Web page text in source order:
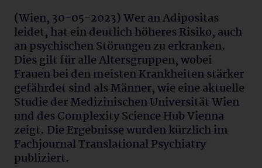
(Wien, 30-05-2023) Wer an Adipositas
leidet, hat ein deutlich höheres Risiko, auch
an psychischen Störungen zu erkranken.
Dies gilt für alle Altersgruppen, wobei
Frauen bei den meisten Krankheiten stärker
gefährdet sind als Männer, wie eine aktuelle
Studie der Medizinischen Universität Wien
und des Complexity Science Hub Vienna
zeigt. Die Ergebnisse wurden kürzlich im
Fachjournal Translational Psychiatry
publiziert.